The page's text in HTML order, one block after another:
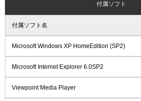
付属ソフト
付属ソフト名
Microsoft Windows XP HomeEdition (SP2)
Microsoft Internet Explorer 6.0SP2
Viewpoint Media Player